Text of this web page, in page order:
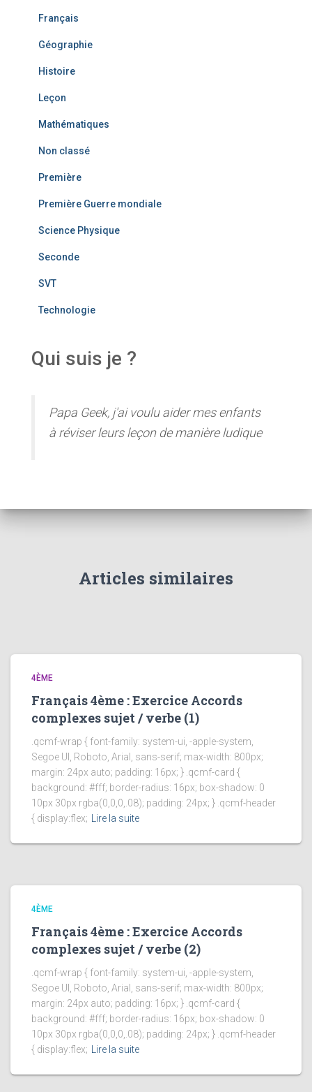
Français
Géographie
Histoire
Leçon
Mathématiques
Non classé
Première
Première Guerre mondiale
Science Physique
Seconde
SVT
Technologie
Qui suis je ?
Papa Geek, j'ai voulu aider mes enfants
à réviser leurs leçon de manière ludique
Articles similaires
4ÈME
Français 4ème : Exercice Accords
complexes sujet / verbe (1)
.qcmf-wrap { font-family: system-ui, -apple-system,
Segoe UI, Roboto, Arial, sans-serif; max-width: 800px;
margin: 24px auto; padding: 16px; } .qcmf-card {
background: #fff; border-radius: 16px; box-shadow: 0
10px 30px rgba(0,0,0,.08); padding: 24px; } .qcmf-header
{ display:flex; Lire la suite
4ÈME
Français 4ème : Exercice Accords
complexes sujet / verbe (2)
.qcmf-wrap { font-family: system-ui, -apple-system,
Segoe UI, Roboto, Arial, sans-serif; max-width: 800px;
margin: 24px auto; padding: 16px; } .qcmf-card {
background: #fff; border-radius: 16px; box-shadow: 0
10px 30px rgba(0,0,0,.08); padding: 24px; } .qcmf-header
{ display:flex; Lire la suite